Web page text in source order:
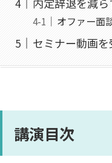
オファー面
セミナー動画を
講演目次